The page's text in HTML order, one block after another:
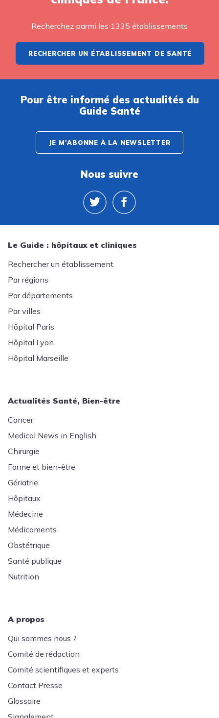
Recherchez parmi les 1335 établissements
RECHERCHER UN ÉTABLISSEMENT DE SANTÉ
Pour être informé des actualités du
Guide Santé
JE M'ABONNE À LA NEWSLETTER
Nous suivre
Le Guide : hôpitaux et cliniques
Rechercher un établissement
Par régions
Par départements
Par villes
Hôpital Paris
Hôpital Lyon
Hôpital Marseille
Actualités Santé, Bien-être
Cancer
Medical News in English
Chirurgie
Forme et bien-être
Gériatrie
Hôpitaux
Médecine
Médicaments
Obstétrique
Santé publique
Nutrition
A propos
Qui sommes nous ?
Comité de rédaction
Comité scientifiques et experts
Contact Presse
Glossaire